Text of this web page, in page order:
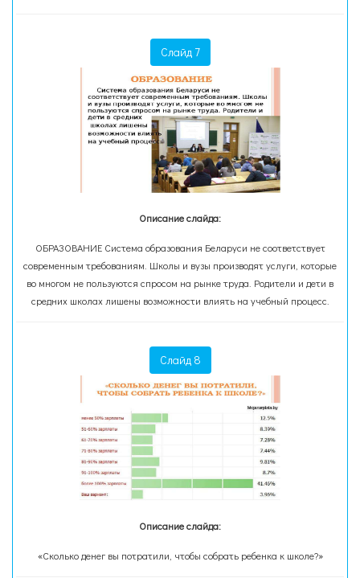
Слайд 7
Описание слайда:
ОБРАЗОВАНИЕ Система образования Беларуси не соответствует
современным требованиям. Школы и вузы производят услуги, которые
во многом не пользуются спросом на рынке труда. Родители и дети в
средних школах лишены возможности влиять на учебный процесс.
Слайд 8
Описание слайда:
«Сколько денег вы потратили, чтобы собрать ребенка к школе?»